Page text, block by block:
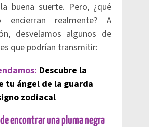
buena suerte. Pero, ¿qué
encierran realmente? A
desvelamos algunos de
que podrían transmitir:
Descubre la
tu ángel de la guarda
zodiacal
encontrar una pluma negra